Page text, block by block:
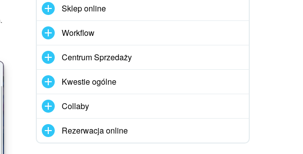
Sklep online
Workflow
Centrum Sprzedaży
Kwestie ogólne
Collaby
Rezerwacja online